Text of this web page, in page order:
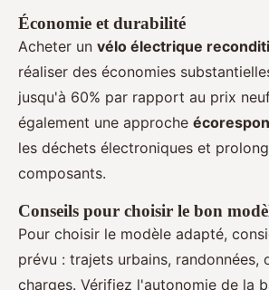
Économie et durabilité
Acheter un vélo électrique
réaliser des économies
jusqu'à 60% par rapport au prix
également une approche
les déchets électroniques et
composants.
Conseils pour choisir le bon
Pour choisir le modèle adapté,
prévu : trajets urbains, randonnées,
charges. Vérifiez l'autonomie de la